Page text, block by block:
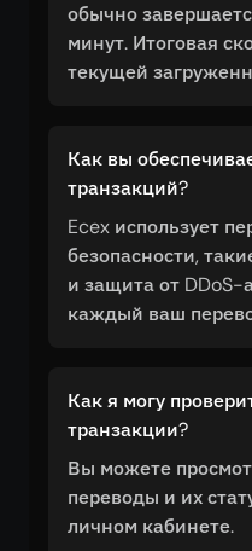
обычно
минут. Итоговая
текущей
Как вы
транзакций?
Ecex использует
безопасности,
и защита от DDoS-
каждый ваш
Как я могу
транзакции?
Вы можете
переводы и их
личном кабинете.